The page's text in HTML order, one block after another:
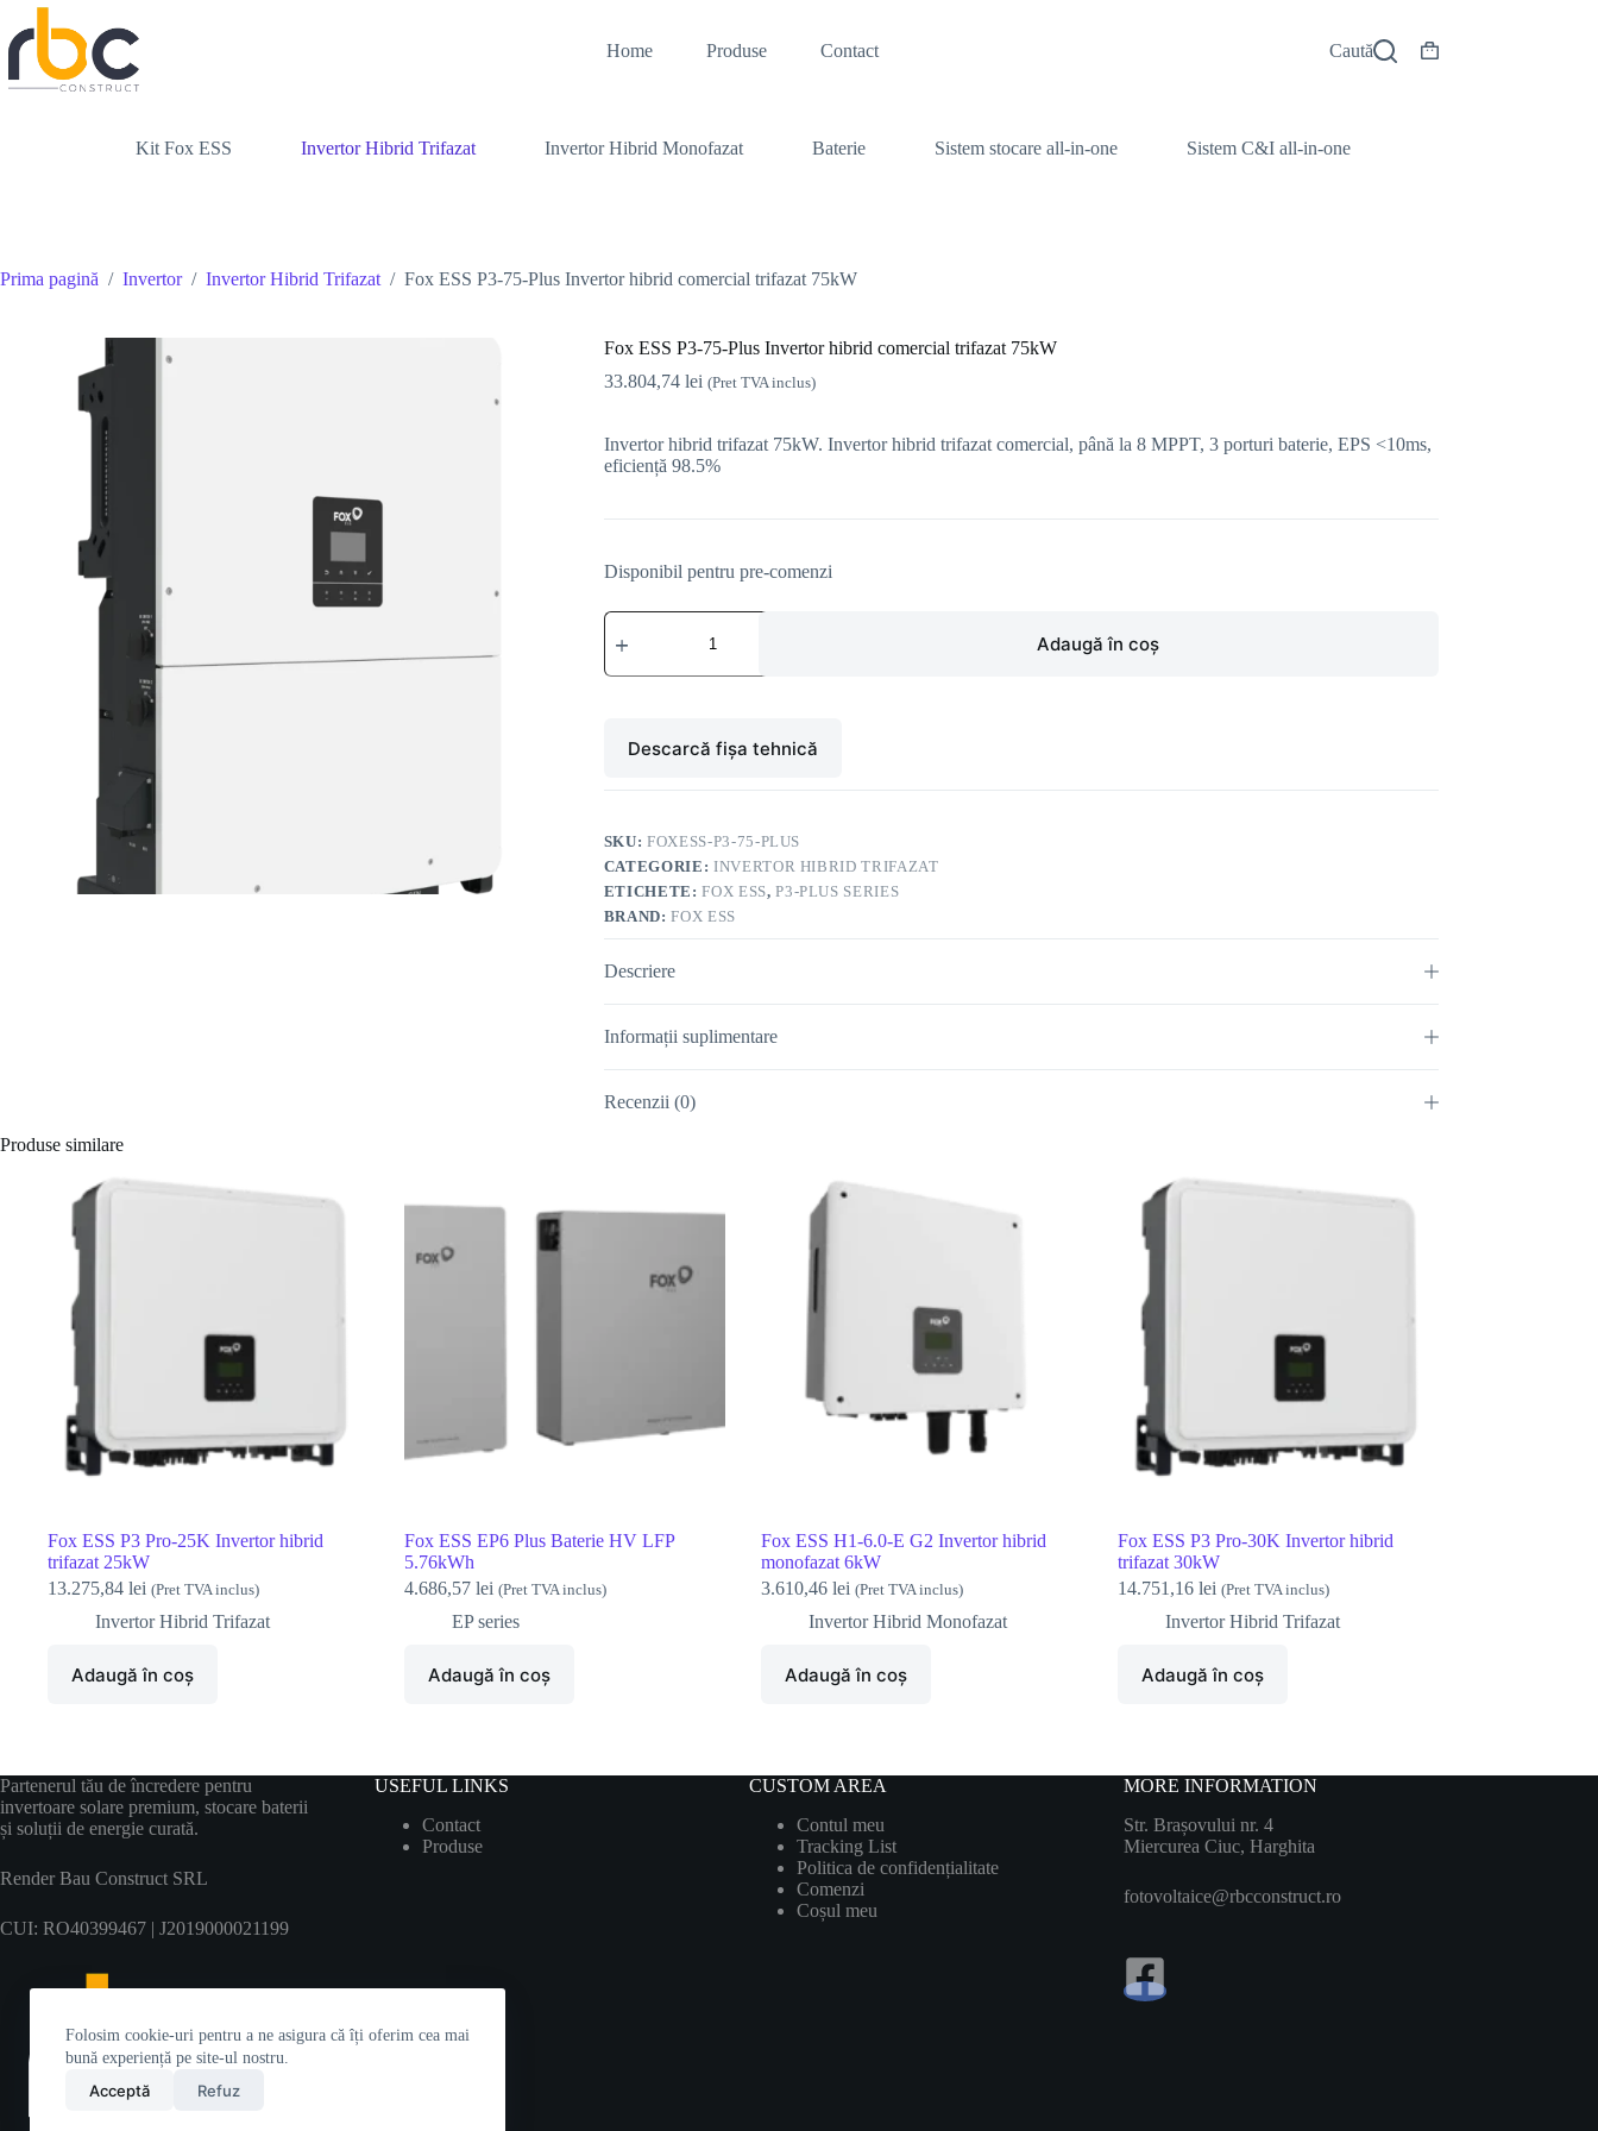
conținut
Folosim cookie-uri pentru a ne asigura că îți oferim cea mai
bună experiență pe site-ul nostru.
Acceptă Refuz
Home Produse Contact Caută
Coș
Kit Fox ESS Invertor Hibrid Trifazat Invertor Hibrid Monofazat Baterie Sistem stocare all-in-one Sistem C&I all-in-one
Prima pagină / Invertor / Invertor Hibrid Trifazat / Fox ESS P3-75-Plus Invertor hibrid comercial trifazat 75kW
Fox ESS P3-75-Plus Invertor hibrid comercial trifazat 75kW
33.804,74 lei (Pret TVA inclus)
Invertor hibrid trifazat 75kW. Invertor hibrid trifazat comercial, până la 8 MPPT, 3 porturi baterie, EPS <10ms,
eficiență 98.5%
Disponibil pentru pre-comenzi
Cantitate
Fox
P3-
Invertor
hibrid
Adaugă în coș
Descarcă fișa tehnică
SKU:FOXESS-P3-75-PLUS
CATEGORIE: INVERTOR HIBRID TRIFAZAT
ETICHETE:FOX ESS,P3-PLUS SERIES
BRAND:FOX ESS
Descriere
Informații suplimentare
Recenzii (0)
Produse similare
Fox ESS P3 Pro-25K Invertor hibrid
trifazat 25kW
13.275,84 lei (Pret TVA inclus)
Invertor Hibrid Trifazat
Adaugă în coș
Fox ESS EP6 Plus Baterie HV LFP
5.76kWh
4.686,57 lei (Pret TVA inclus)
EP series
Adaugă în coș
Fox ESS H1-6.0-E G2 Invertor hibrid
monofazat 6kW
3.610,46 lei (Pret TVA inclus)
Invertor Hibrid Monofazat
Adaugă în coș
Fox ESS P3 Pro-30K Invertor hibrid
trifazat 30kW
14.751,16 lei (Pret TVA inclus)
Invertor Hibrid Trifazat
Adaugă în coș
Partenerul tău de încredere pentru
invertoare solare premium, stocare baterii
și soluții de energie curată.
Render Bau Construct SRL
CUI: RO40399467 | J2019000021199
USEFUL LINKS
Contact
Produse
CUSTOM AREA
Contul meu
Tracking List
Politica de confidențialitate
Comenzi
Coșul meu
MORE INFORMATION
Str. Brașovului nr. 4
Miercurea Ciuc, Harghita
fotovoltaice@rbcconstruct.ro